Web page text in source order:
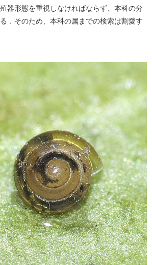
器形態を重視しなければならず、本科の分
．そのため、本科の属までの検索は割愛す